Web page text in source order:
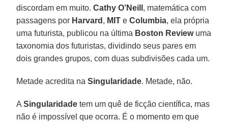
discordam em muito.Cathy O’Neill , matemática com
passagens por Harvard , MIT eColumbia, ela própria
uma futurista, publicou na última Boston Reviewuma
taxonomia dos futuristas, dividindo seus pares em
dois grandes grupos, com duas subdivisões cada um.
Metade acredita naSingularidade. Metade, não.
ASingularidade tem um quê de ficção científica, mas
não é impossível que ocorra. É o momento em que